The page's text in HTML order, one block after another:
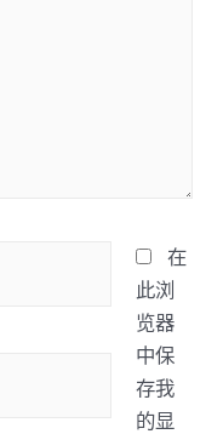
在
此浏
览器
中保
存我
的显